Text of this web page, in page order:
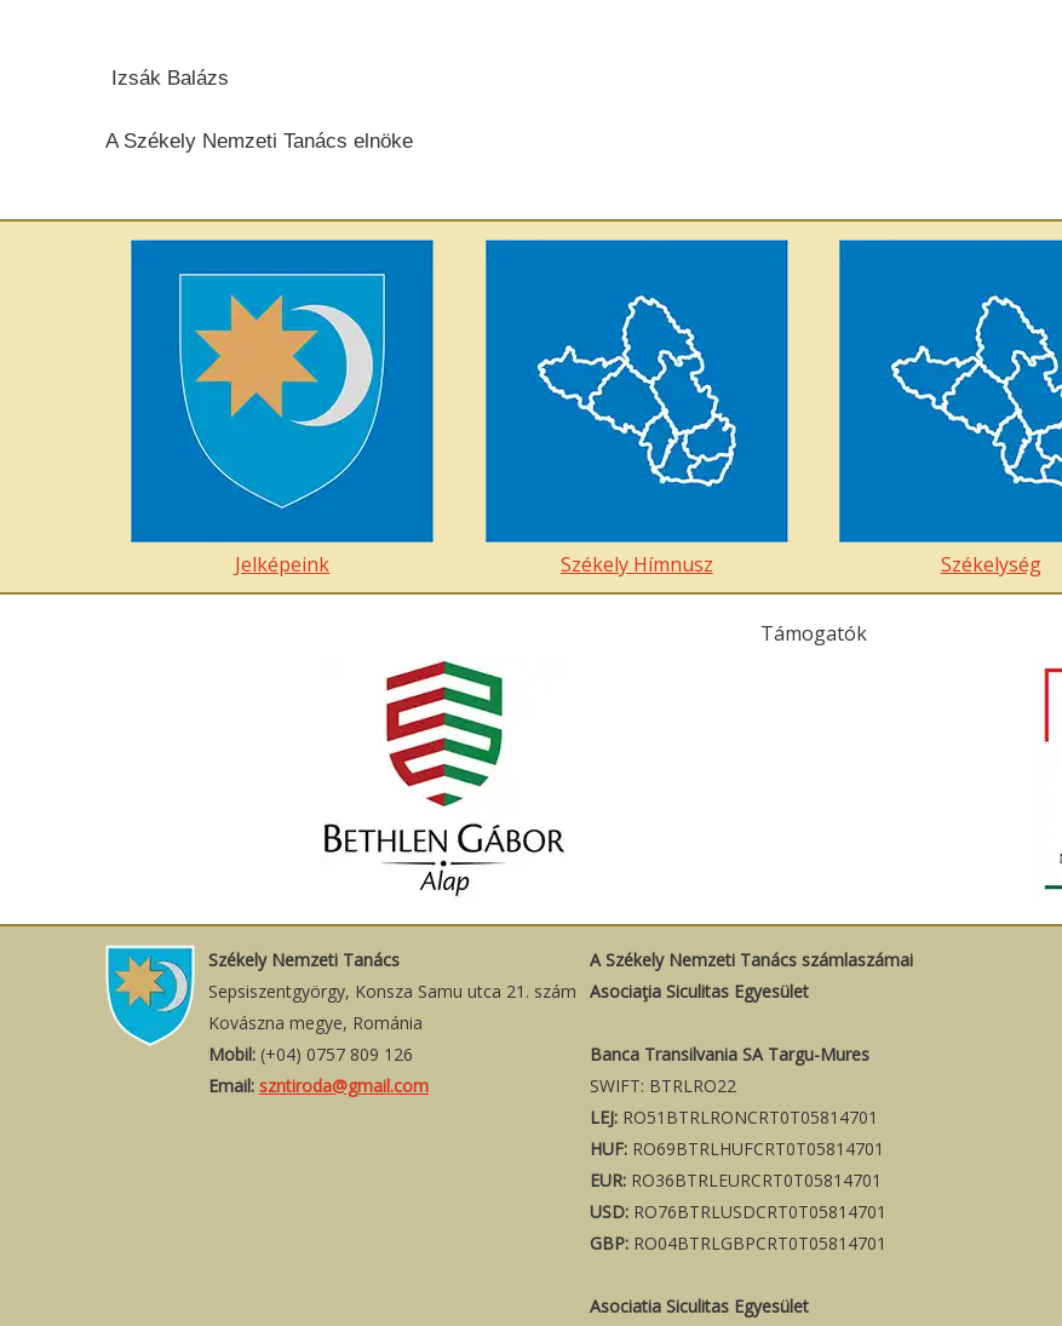
Izsák Balázs
A Székely Nemzeti Tanács elnöke
Jelképeink Székely Hímnusz Székelység
Támogatók
Székely Nemzeti Tanács
Sepsiszentgyörgy, Konsza Samu utca 21. szám
Kovászna megye, Románia
Mobil: (+04) 0757 809 126
Email: szntiroda@gmail.com
A Székely Nemzeti Tanács számlaszámai
Asociaţia Siculitas Egyesület
Banca Transilvania SA Targu-Mures
SWIFT: BTRLRO22
LEJ: RO51BTRLRONCRT0T05814701
HUF: RO69BTRLHUFCRT0T05814701
EUR: RO36BTRLEURCRT0T05814701
USD: RO76BTRLUSDCRT0T05814701
GBP: RO04BTRLGBPCRT0T05814701
Asociatia Siculitas Egyesület